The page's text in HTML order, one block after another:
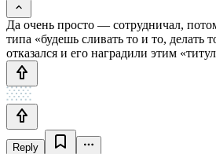
Да очень просто — сотрудничал,
типа «будешь сливать то и то, делать
отказался и его наградили этим
Reply